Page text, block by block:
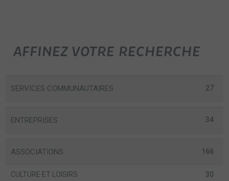
AFFINEZ VOTRE RECHERCHE
SERVICES COMMUNAUTAIRES 27
ENTREPRISES 34
ASSOCIATIONS 166
CULTURE ET LOISIRS 30